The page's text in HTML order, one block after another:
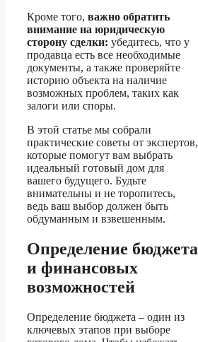
Кроме того, важно обратить
внимание на юридическую
сторону сделки: убедитесь, что у
продавца есть все необходимые
документы, а также проверяйте
историю объекта на наличие
возможных проблем, таких как
залоги или споры.
В этой статье мы собрали
практические советы от экспертов,
которые помогут вам выбрать
идеальный готовый дом для
вашего будущего. Будьте
внимательны и не торопитесь,
ведь ваш выбор должен быть
обдуманным и взвешенным.
Определение бюджета
и финансовых
возможностей
Определение бюджета – один из
ключевых этапов при выборе